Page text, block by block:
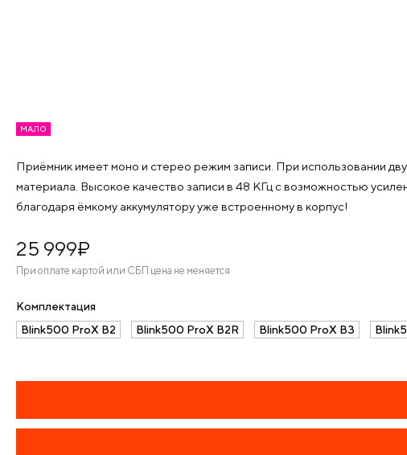
МАЛО
Приёмник имеет моно и стерео режим записи. При использовании
материала. Высокое качество записи в 48 КГц с возможностью
благодаря ёмкому аккумулятору уже встроенному в корпус!
25 999¤
При оплате картой или СБП цена не меняется
Комплектация
Blink500 ProX B2
Blink500 ProX B2R Blink500 ProX B3